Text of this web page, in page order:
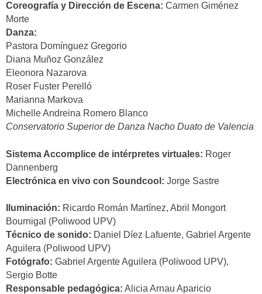
Coreografía y Dirección de Escena: Carmen Giménez
Morte
Danza:
Pastora Domínguez Gregorio
Diana Muñoz González
Eleonora Nazarova
Roser Fuster Perelló
Marianna Markova
Michelle Andreina Romero Blanco
Conservatorio Superior de Danza Nacho Duato de Valencia
Sistema Accomplice de intérpretes virtuales: Roger
Dannenberg
Electrónica en vivo con Soundcool: Jorge Sastre
Iluminación: Ricardo Román Martínez, Abril Mongort
Bournigal (Poliwood UPV)
Técnico de sonido: Daniel Díez Lafuente, Gabriel Argente
Aguilera (Poliwood UPV)
Fotógrafo: Gabriel Argente Aguilera (Poliwood UPV),
Sergio Botte
Responsable pedagógica: Alicia Arnau Aparicio